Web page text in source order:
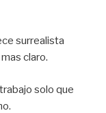
surrealista
claro.
solo que